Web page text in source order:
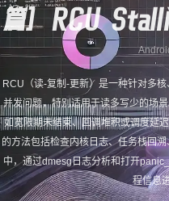
篇] RCU Stall
RCU（读-复制-更新）是一种针对多
并发问题，特别适用于读多写少的场
如宽限期未结束、回调堆积或调度延
的方法包括检查内核日志、任务栈回
中，通过dmesg日志分析和打开
程信息